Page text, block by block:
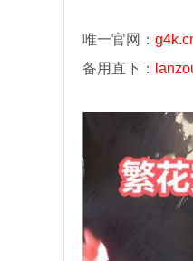
唯一官网：
备用直下：